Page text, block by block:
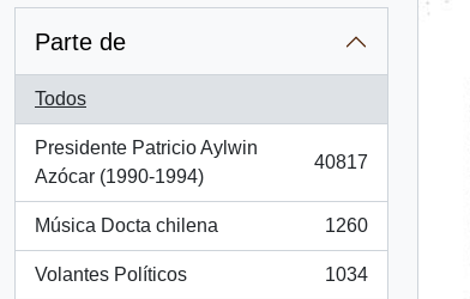
Parte de
Todos
Presidente Patricio Aylwin
Azócar (1990-1994)
, 40817 resultados
40817
Música Docta chilena
, 1260 resultados
1260
Volantes Políticos
, 1034 resultados
1034